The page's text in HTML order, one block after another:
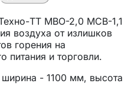
ТТ МВО-2,0 МСВ-1,1
воздуха от излишков
горения на
питания и торговли.
- 1100 мм, высота